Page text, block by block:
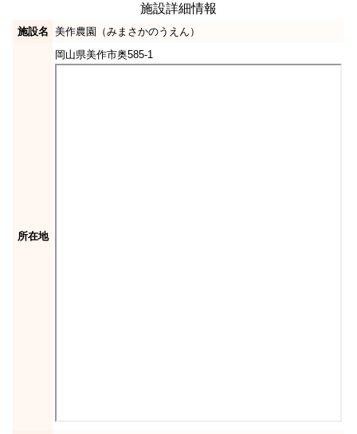
施設詳細情報
施設名 美作農園（みまさかのうえん）
所在地
岡山県美作市奥585-1